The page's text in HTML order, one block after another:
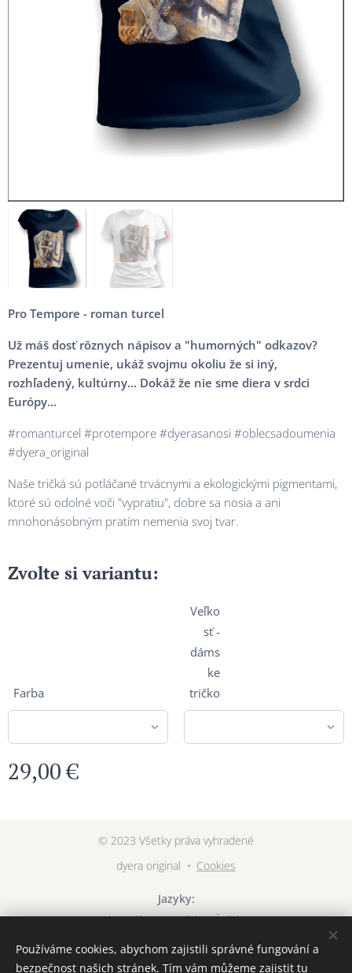
Pro Tempore - roman turcel
Už máš dosť rôznych nápisov a "humorných" odkazov?
Prezentuj umenie, ukáž svojmu okoliu že si iný,
rozhľadený, kultúrny... Dokáž že nie sme diera v srdci
Európy...
#romanturcel #protempore #dyerasanosi #oblecsadoumenia
#dyera_original
Naše tričká sú potláčané trvácnymi a ekologickými pigmentami,
ktoré sú odolné voči "vypratiu", dobre sa nosia a ani
mnohonásobným pratím nemenia svoj tvar.
Zvolte si variantu:
Farba
Veľko
sť -
dáms
ke
tričko
29,00€
© 2023 Všetky práva vyhradené
dyera original
Cookies
Jazyky
Slovenčina
English
Čeština
Měna
Používáme cookies, abychom zajistili správné fungování a
bezpečnost našich stránek. Tím vám můžeme zajistit tu